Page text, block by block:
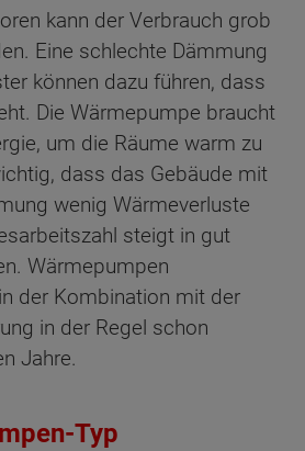
kann der Verbrauch grob
Eine schlechte Dämmung
können dazu führen, dass
Die Wärmepumpe braucht
um die Räume warm zu
dass das Gebäude mit
wenig Wärmeverluste
steigt in gut
Wärmepumpen
der Kombination mit der
in der Regel schon
Jahre.
Typ